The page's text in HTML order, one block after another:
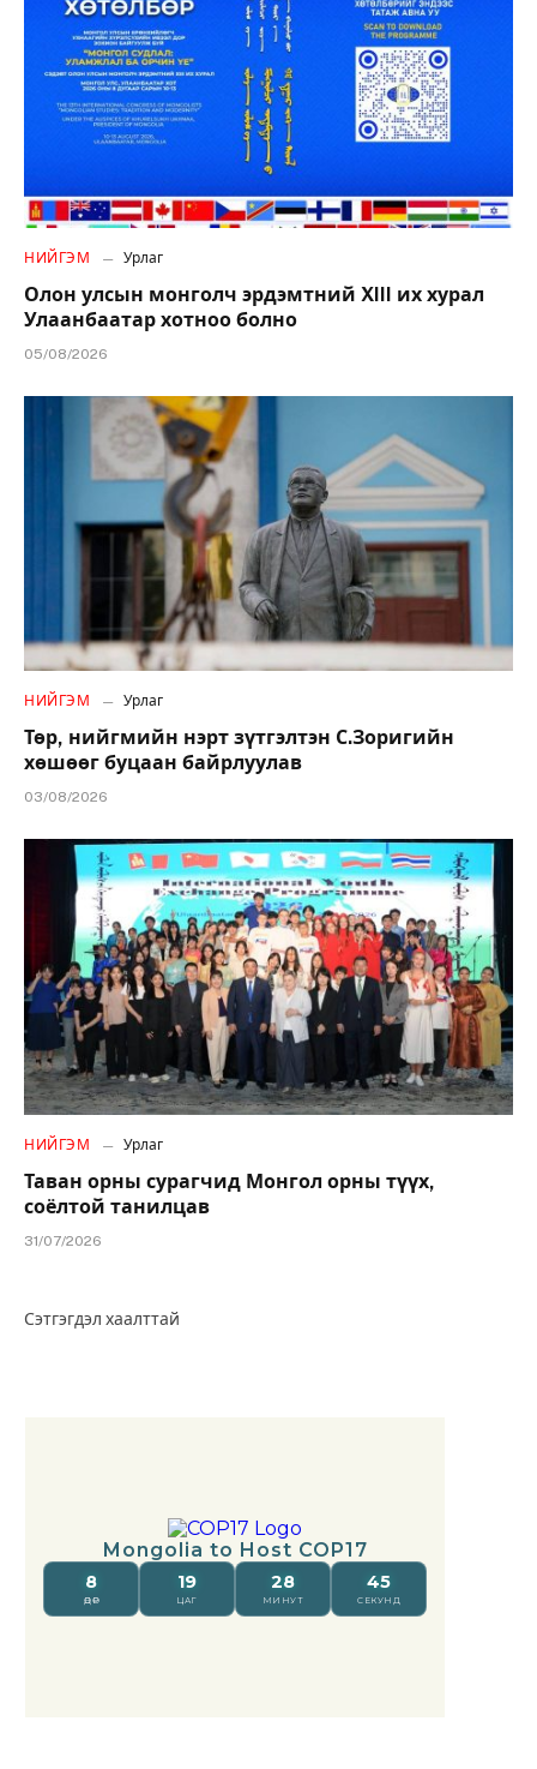
НИЙГЭМ Урлаг
Олон улсын монголч эрдэмтний XIII их хурал
Улаанбаатар хотноо болно
05/08/2026
НИЙГЭМ Урлаг
Төр, нийгмийн нэрт зүтгэлтэн С.Зоригийн
хөшөөг буцаан байрлуулав
03/08/2026
НИЙГЭМ Урлаг
Таван орны сурагчид Монгол орны түүх,
соёлтой танилцав
31/07/2026
Сэтгэгдэл хаалттай